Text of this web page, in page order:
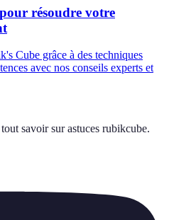
résoudre votre
Cube grâce à des techniques
avec nos conseils experts et
savoir sur astuces rubikcube.